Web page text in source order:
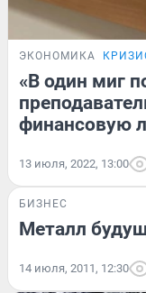
ЭКОНОМИКА
«В один миг
финансовую
13 июля, 2022, 13:00
БИЗНЕС
Металл
14 июля, 2011, 12:30